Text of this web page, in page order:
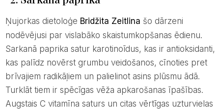
Ņujorkas dietoloģe Bridžita Zeitlina šo dārzeni
nodēvējusi par vislabāko skaistumkopšanas ēdienu.
Sarkanā paprika satur karotinoīdus, kas ir antioksidanti,
kas palīdz novērst grumbu veidošanos, cīnoties pret
brīvajiem radikāļiem un palielinot asins plūsmu ādā.
Turklāt tiem ir spēcīgas vēža apkarošanas īpašības.
Augstais C vitamīna saturs un citas vērtīgas uzturvielas